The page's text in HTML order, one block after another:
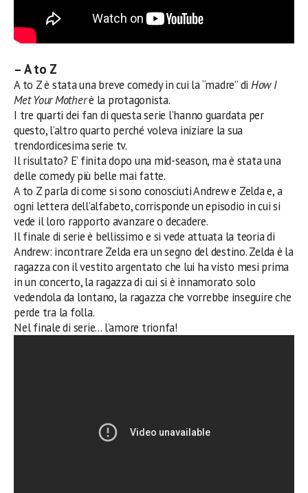
– A to Z
A to Z è stata una breve comedy in cui la “madre” di How I
Met Your Motherè la protagonista.
I tre quarti dei fan di questa serie l’hanno guardata per
questo, l’altro quarto perché voleva iniziare la sua
trendordicesima serie tv.
Il risultato? E’ finita dopo una mid-season, ma è stata una
delle comedy più belle mai fatte.
A to Z parla di come si sono conosciuti Andrew e Zelda e, a
ogni lettera dell’alfabeto, corrisponde un episodio in cui si
vede il loro rapporto avanzare o decadere.
Il finale di serie è bellissimo e si vede attuata la teoria di
Andrew: incontrare Zelda era un segno del destino. Zelda è la
ragazza con il vestito argentato che lui ha visto mesi prima
in un concerto, la ragazza di cui si è innamorato solo
vedendola da lontano, la ragazza che vorrebbe inseguire che
perde tra la folla.
Nel finale di serie… l’amore trionfa!